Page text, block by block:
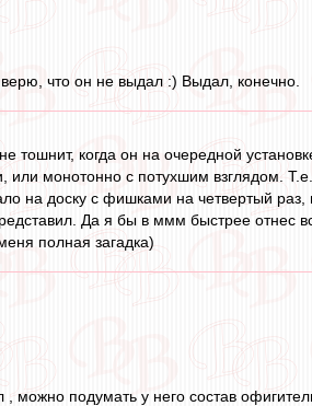
что он не выдал :) Выдал, конечно.
тошнит, когда он на очередной
или монотонно с потухшим взглядом.
на доску с фишками на четвертый раз,
Да я бы в ммм быстрее отнес
полная загадка)
можно подумать у него состав